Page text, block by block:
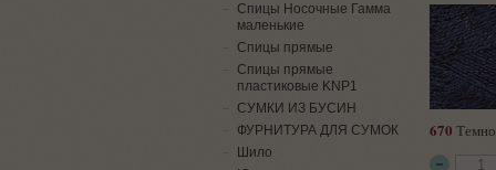
670
Спицы Носочные Гамма
маленькие
Спицы прямые
Спицы прямые
пластиковые KNP1
СУМКИ ИЗ БУСИН
ФУРНИТУРА ДЛЯ СУМОК
Шило